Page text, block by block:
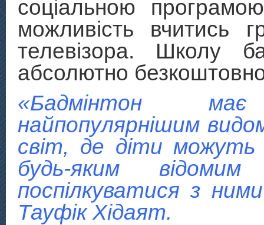
соціальною
можливість вчитись
телевізора. Школу
абсолютно
«Бадмінтон
найпопулярнішим
світ, де діти
будь-яким
поспілкуватися з
Тауфік Хідаят.